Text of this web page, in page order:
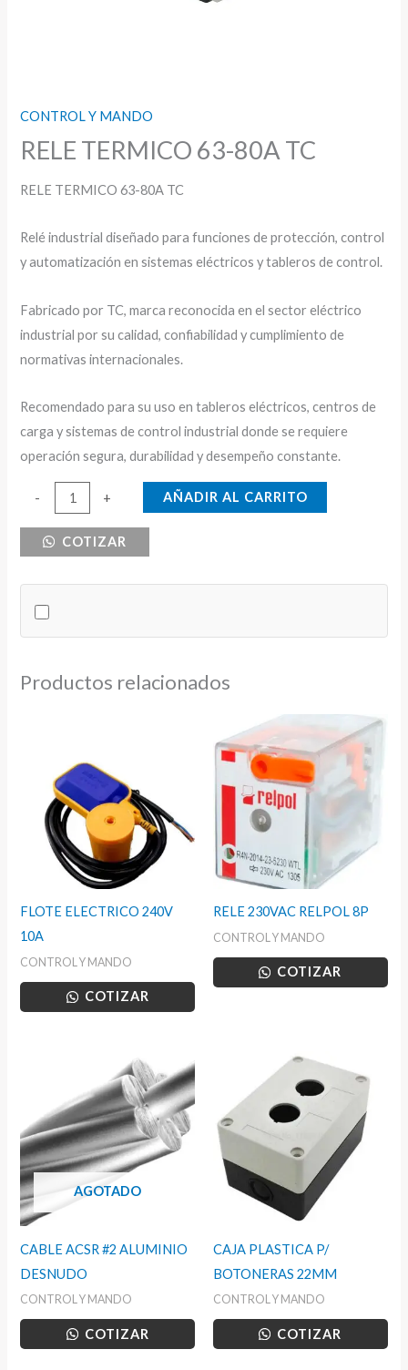
CONTROL Y MANDO
RELE TERMICO 63-80A TC
RELE TERMICO 63-80A TC
Relé industrial diseñado para funciones de protección, control
y automatización en sistemas eléctricos y tableros de control.
Fabricado por TC, marca reconocida en el sector eléctrico
industrial por su calidad, confiabilidad y cumplimiento de
normativas internacionales.
Recomendado para su uso en tableros eléctricos, centros de
carga y sistemas de control industrial donde se requiere
operación segura, durabilidad y desempeño constante.
-
TERMICO
cantidad
+ AÑADIR AL CARRITO
COTIZAR
Productos relacionados
FLOTE ELECTRICO 240V
10A
CONTROL Y MANDO
COTIZAR
RELE 230VAC RELPOL 8P
CONTROL Y MANDO
COTIZAR
AGOTADO
CABLE ACSR #2 ALUMINIO
DESNUDO
CONTROL Y MANDO
COTIZAR
CAJA PLASTICA P/
BOTONERAS 22MM
CONTROL Y MANDO
COTIZAR